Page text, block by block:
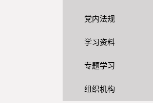
党内法规
学习资料
专题学习
组织机构